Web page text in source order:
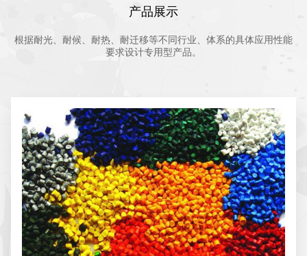
产品展示
根据耐光、耐候、耐热、耐迁移等不同行业、体系的具体应用性能
要求设计专用型产品。